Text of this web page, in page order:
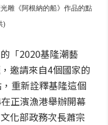
雕《阿根納的船》作品的點
)
「2020基隆潮藝
邀請來自4個國家的
重新詮釋基隆這個
正濱漁港舉辦開幕
化部政務次長蕭宗